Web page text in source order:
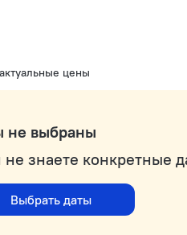
цены
не выбраны
не знаете конкретные
Выбрать даты